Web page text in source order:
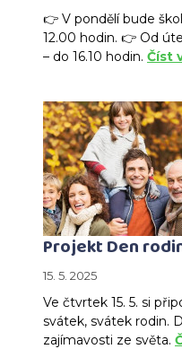
👉 V pondělí bude
12.00 hodin. 👉 Od
– do 16.10 hodin. Číst
Projekt Den
15. 5. 2025
Ve čtvrtek 15. 5. si
svátek, svátek rodin.
zajímavosti ze světa.